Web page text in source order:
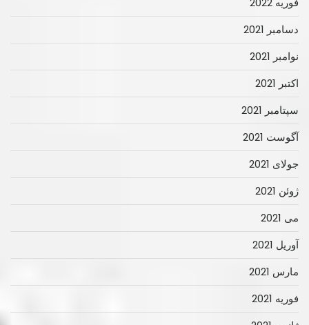
دسامبر 2021
نوامبر 2021
اکتبر 2021
سپتامبر 2021
آگوست 2021
جولای 2021
ژوئن 2021
می 2021
آوریل 2021
مارس 2021
فوریه 2021